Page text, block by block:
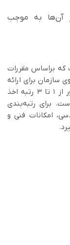
آن‌ها به موجب
که براساس مقررات
سازمان برای ارائه
خدمات مشاور صادر می‌شود. شرکت­‌های مشاور از ۱ تا ۳ رتبه اخذ
رتبه است. برای رتبه‌بندی
امکانات فنی و